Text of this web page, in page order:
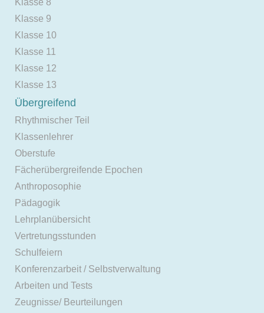
Klasse 8
Klasse 9
Klasse 10
Klasse 11
Klasse 12
Klasse 13
Übergreifend
Rhythmischer Teil
Klassenlehrer
Oberstufe
Fächerübergreifende Epochen
Anthroposophie
Pädagogik
Lehrplanübersicht
Vertretungsstunden
Schulfeiern
Konferenzarbeit / Selbstverwaltung
Arbeiten und Tests
Zeugnisse/ Beurteilungen